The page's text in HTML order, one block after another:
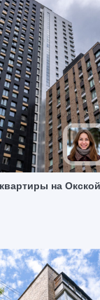
на